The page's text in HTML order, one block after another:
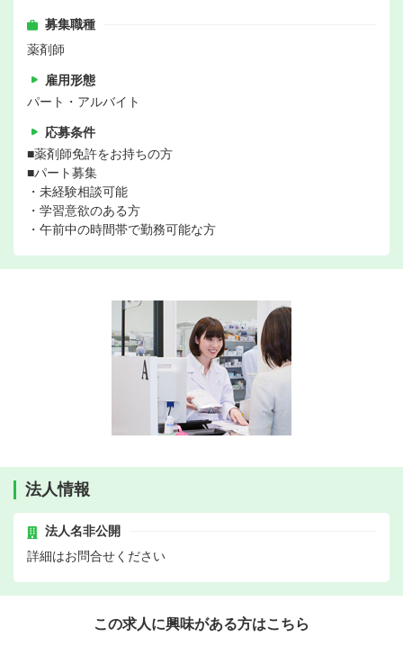
募集職種
薬剤師
雇用形態
パート・アルバイト
応募条件
■薬剤師免許をお持ちの方
■パート募集
・未経験相談可能
・学習意欲のある方
・午前中の時間帯で勤務可能な方
法人情報
法人名非公開
詳細はお問合せください
この求人に興味がある方はこちら